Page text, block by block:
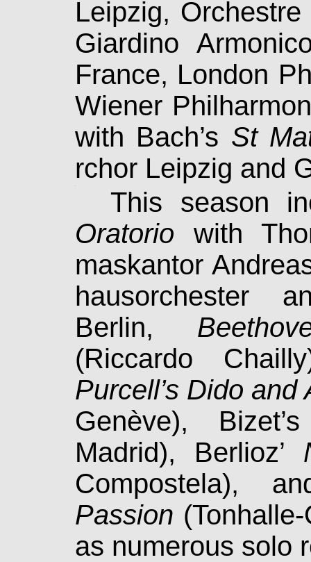
Leipzig,
Giardino
France, Lon­don
Wie­ner
with Bach’s St
rchor Leipzig and
.
This season
Oratorio with
maskantor
haus­or­ches­ter
Berlin,
(Riccardo
Purcell’s Dido and
Genève),
Madrid), Berlioz’
Compostela),
Passion
as numerous solo